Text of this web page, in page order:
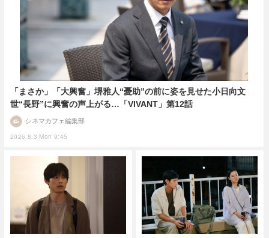
「まさか」「大興奮」堺雅人“憂助”の前に姿を見せた小日向文
世“長野”に興奮の声上がる…「VIVANT」第12話
2026.8.3 Mon 9:45
シネマカフェ編集部